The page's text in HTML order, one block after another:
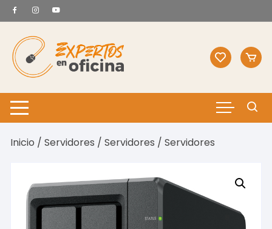
Saltar
al
contenido
Inicio /Servidores /Servidores / Servidores